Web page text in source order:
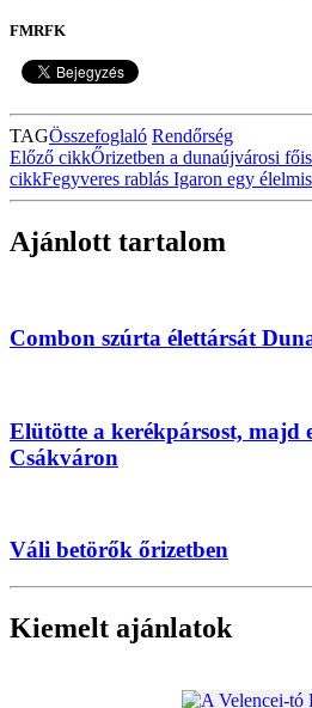
FMRFK
TAGÖsszefoglaló Rendőrség
Előző cikkŐrizetben a dunaújvárosi
cikkFegyveres rablás Igaron egy
Ajánlott tartalom
Combon szúrta élettársát
Elütötte a kerékpársost, majd
Csákváron
Váli betörők őrizetben
Kiemelt ajánlatok